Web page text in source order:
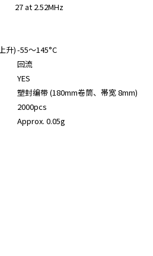
27 at 2.52MHz
升)-55～145°C
回流
YES
塑封编带 (180mm卷筒、帯宽 8mm)
2000pcs
Approx. 0.05g